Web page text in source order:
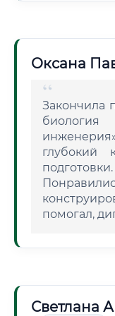
Оксана
Закончила
глубокий
помогал,
Светлана